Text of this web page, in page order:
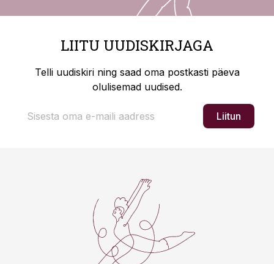
LIITU UUDISKIRJAGA
Telli uudiskiri ning saad oma postkasti päeva
olulisemad uudised.
Liitun